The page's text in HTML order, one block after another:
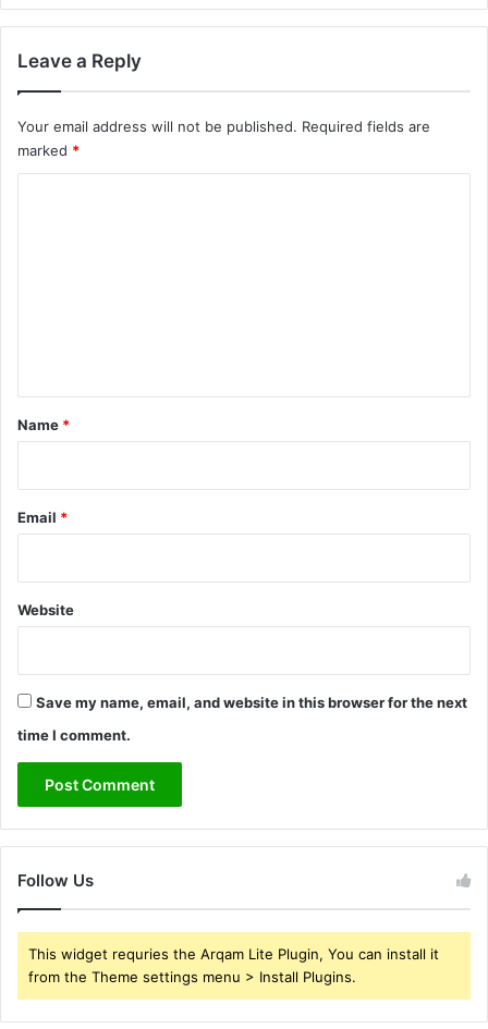
Leave a Reply
Your email address will not be published. Required fields are
marked *
*
Name *
Email *
Website
Save my name, email, and website in this browser for the next
time I comment.
Follow Us
This widget requries the Arqam Lite Plugin, You can install it
from the Theme settings menu > Install Plugins.